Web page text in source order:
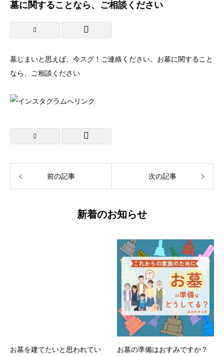
墓に関することなら、ご相談ください
墓じまいと思えば、今スグ！ご連絡ください。お墓に関すること
なら、ご相談ください
前の記事 次の記事
新着のお知らせ
お墓を建てたいと思われてい
お墓の準備はおすみですか？